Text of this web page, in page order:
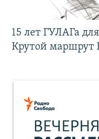
15 лет ГУЛАГа
Крутой маршрут